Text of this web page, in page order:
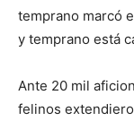
temprano marcó
y temprano está
Ante 20 mil
felinos